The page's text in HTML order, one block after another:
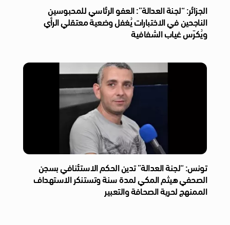
الجزائر: “لجنة العدالة”: العفو الرئاسي للمحبوسين
الناجحين في الاختبارات يُغفل وضعية معتقلي الرأي
ويُكرّس غياب الشفافية
تونس: “لجنة العدالة” تدين الحكم الاستئنافي بسجن
الصحفي هيثم المكي لمدة سنة وتستنكر الاستهداف
الممنهج لحرية الصحافة والتعبير